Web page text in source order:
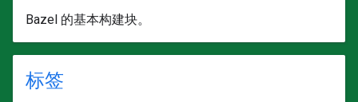
Bazel 的基本构建块。
标签